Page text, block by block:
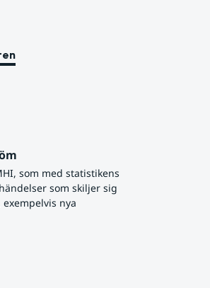
som med statistikens
som skiljer sig
exempelvis nya